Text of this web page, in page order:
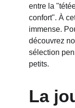
entre la
confort". À
immense.
découvrez
sélection
petits.
La